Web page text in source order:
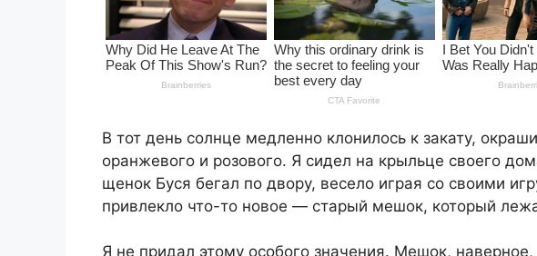
В тот день солнце медленно клонилось к закату,
оранжевого и розового. Я сидел на крыльце своего
щенок Буся бегал по двору, весело играя со своими
привлекло что-то новое — старый мешок, который
Я не придал этому особого значения. Мешок,